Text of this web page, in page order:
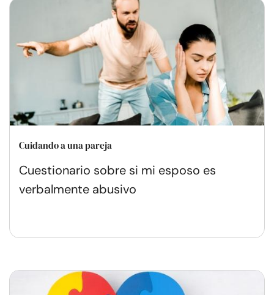
Cuidando a una pareja
Cuestionario sobre si mi esposo es
verbalmente abusivo